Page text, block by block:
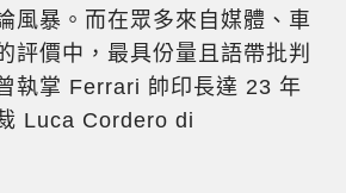
風暴。而在眾多來自媒體、車
評價中，最具份量且語帶批判
執掌 Ferrari 帥印長達 23 年
Luca Cordero di